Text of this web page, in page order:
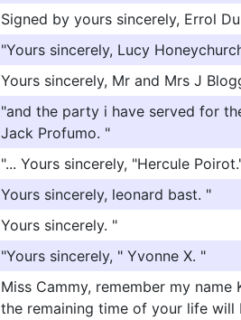
Signed by yours sincerely, Errol
"Yours sincerely, Lucy
Yours sincerely, Mr and Mrs J
"and the party i have served for
Jack Profumo. "
"... Yours sincerely, "Hercule
Yours sincerely, leonard bast. "
Yours sincerely. "
"Yours sincerely, " Yvonne X. "
Miss Cammy, remember my
the remaining time of your life will